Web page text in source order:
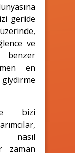
geride
ve
benzer
en
bizi
nasıl
zaman